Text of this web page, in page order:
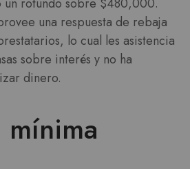
rotundo sobre $480,000.
una respuesta de rebaja
lo cual les asistencia
sobre interés y no ha
dinero.
mínima